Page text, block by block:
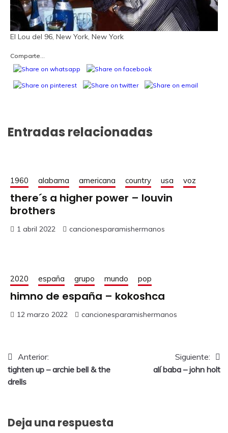
El Lou del 96, New York, New York
Comparte...
Entradas relacionadas
1960 alabama americana country usa voz
there´s a higher power – louvin
brothers
1 abril 2022 cancionesparamishermanos
2020 españa grupo mundo pop
himno de españa – kokoshca
12 marzo 2022 cancionesparamishermanos
Anterior:
tighten up – archie bell & the
drells
Siguiente:
alí baba – john holt
Deja una respuesta